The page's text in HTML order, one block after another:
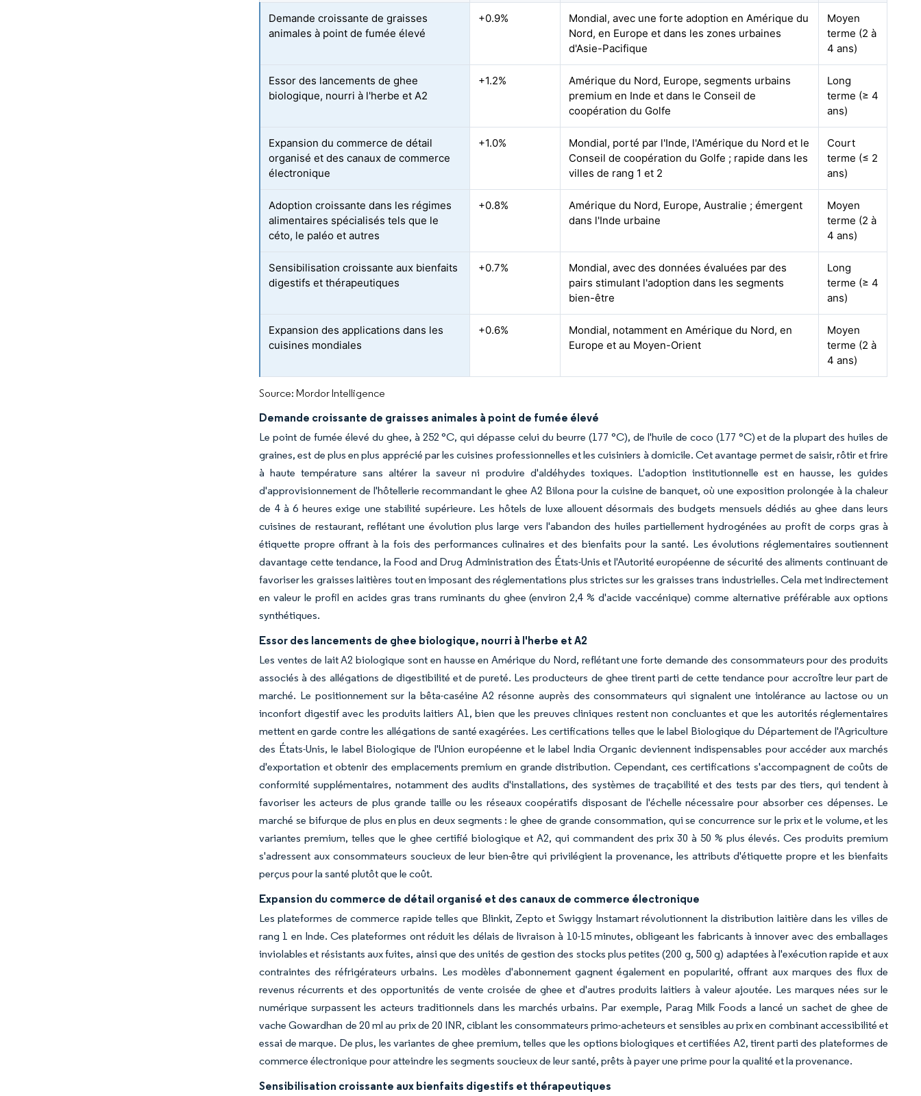
Demande croissante de graisses
animales à point de fumée élevé
+0.9%
Mondial, avec une forte adoption en Amérique du
Nord, en Europe et dans les zones urbaines
d'Asie-Pacifique
Moyen
terme (2 à
4 ans)
Essor des lancements de ghee
biologique, nourri à l'herbe et A2
+1.2%
Amérique du Nord, Europe, segments urbains
premium en Inde et dans le Conseil de
coopération du Golfe
Long
terme (≥ 4
ans)
Expansion du commerce de détail
organisé et des canaux de commerce
électronique
+1.0%
Mondial, porté par l'Inde, l'Amérique du Nord et le
Conseil de coopération du Golfe ; rapide dans les
villes de rang 1 et 2
Court
terme (≤ 2
ans)
Adoption croissante dans les régimes
alimentaires spécialisés tels que le
céto, le paléo et autres
+0.8%
Amérique du Nord, Europe, Australie ; émergent
dans l'Inde urbaine
Moyen
terme (2 à
4 ans)
Sensibilisation croissante aux bienfaits
digestifs et thérapeutiques
+0.7%
Mondial, avec des données évaluées par des
pairs stimulant l'adoption dans les segments
bien-être
Long
terme (≥ 4
ans)
Expansion des applications dans les
cuisines mondiales
+0.6%
Mondial, notamment en Amérique du Nord, en
Europe et au Moyen-Orient
Moyen
terme (2 à
4 ans)
Source: Mordor Intelligence
Demande croissante de graisses animales à point de fumée élevé
Le point de fumée élevé du ghee, à 252 °C, qui dépasse celui du beurre (177 °C), de l'huile de coco (177 °C) et de la plupart des huiles de
graines, est de plus en plus apprécié par les cuisines professionnelles et les cuisiniers à domicile. Cet avantage permet de saisir, rôtir et frire
à haute température sans altérer la saveur ni produire d'aldéhydes toxiques. L'adoption institutionnelle est en hausse, les guides
d'approvisionnement de l'hôtellerie recommandant le ghee A2 Bilona pour la cuisine de banquet, où une exposition prolongée à la chaleur
de 4 à 6 heures exige une stabilité supérieure. Les hôtels de luxe allouent désormais des budgets mensuels dédiés au ghee dans leurs
cuisines de restaurant, reflétant une évolution plus large vers l'abandon des huiles partiellement hydrogénées au profit de corps gras à
étiquette propre offrant à la fois des performances culinaires et des bienfaits pour la santé. Les évolutions réglementaires soutiennent
davantage cette tendance, la Food and Drug Administration des États-Unis et l'Autorité européenne de sécurité des aliments continuant de
favoriser les graisses laitières tout en imposant des réglementations plus strictes sur les graisses trans industrielles. Cela met indirectement
en valeur le profil en acides gras trans ruminants du ghee (environ 2,4 % d'acide vaccénique) comme alternative préférable aux options
synthétiques.
Essor des lancements de ghee biologique, nourri à l'herbe et A2
Les ventes de lait A2 biologique sont en hausse en Amérique du Nord, reflétant une forte demande des consommateurs pour des produits
associés à des allégations de digestibilité et de pureté. Les producteurs de ghee tirent parti de cette tendance pour accroître leur part de
marché. Le positionnement sur la bêta-caséine A2 résonne auprès des consommateurs qui signalent une intolérance au lactose ou un
inconfort digestif avec les produits laitiers A1, bien que les preuves cliniques restent non concluantes et que les autorités réglementaires
mettent en garde contre les allégations de santé exagérées. Les certifications telles que le label Biologique du Département de l'Agriculture
des États-Unis, le label Biologique de l'Union européenne et le label India Organic deviennent indispensables pour accéder aux marchés
d'exportation et obtenir des emplacements premium en grande distribution. Cependant, ces certifications s'accompagnent de coûts de
conformité supplémentaires, notamment des audits d'installations, des systèmes de traçabilité et des tests par des tiers, qui tendent à
favoriser les acteurs de plus grande taille ou les réseaux coopératifs disposant de l'échelle nécessaire pour absorber ces dépenses. Le
marché se bifurque de plus en plus en deux segments : le ghee de grande consommation, qui se concurrence sur le prix et le volume, et les
variantes premium, telles que le ghee certifié biologique et A2, qui commandent des prix 30 à 50 % plus élevés. Ces produits premium
s'adressent aux consommateurs soucieux de leur bien-être qui privilégient la provenance, les attributs d'étiquette propre et les bienfaits
perçus pour la santé plutôt que le coût.
Expansion du commerce de détail organisé et des canaux de commerce électronique
Les plateformes de commerce rapide telles que Blinkit, Zepto et Swiggy Instamart révolutionnent la distribution laitière dans les villes de
rang 1 en Inde. Ces plateformes ont réduit les délais de livraison à 10-15 minutes, obligeant les fabricants à innover avec des emballages
inviolables et résistants aux fuites, ainsi que des unités de gestion des stocks plus petites (200 g, 500 g) adaptées à l'exécution rapide et aux
contraintes des réfrigérateurs urbains. Les modèles d'abonnement gagnent également en popularité, offrant aux marques des flux de
revenus récurrents et des opportunités de vente croisée de ghee et d'autres produits laitiers à valeur ajoutée. Les marques nées sur le
numérique surpassent les acteurs traditionnels dans les marchés urbains. Par exemple, Parag Milk Foods a lancé un sachet de ghee de
vache Gowardhan de 20 ml au prix de 20 INR, ciblant les consommateurs primo-acheteurs et sensibles au prix en combinant accessibilité et
essai de marque. De plus, les variantes de ghee premium, telles que les options biologiques et certifiées A2, tirent parti des plateformes de
commerce électronique pour atteindre les segments soucieux de leur santé, prêts à payer une prime pour la qualité et la provenance.
Sensibilisation croissante aux bienfaits digestifs et thérapeutiques